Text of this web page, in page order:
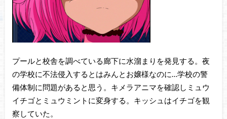
プールと校舎を調べている廊下に水溜まりを発見する。夜
の学校に不法侵入するとはみんとお嬢様なのに…学校の警
備体制に問題があると思う。キメラアニマを確認しミュウ
イチゴとミュウミントに変身する。キッシュはイチゴを観
察していた。